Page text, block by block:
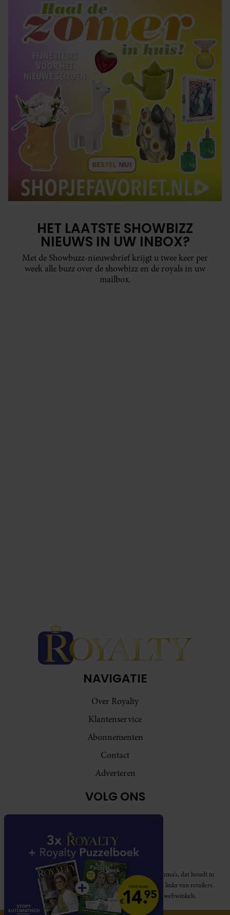
HET LAATSTE SHOWBIZZ
NIEUWS IN UW INBOX?
Met de Showbuzz-nieuwsbrief krijgt u twee keer per
week alle buzz over de showbizz en de royals in uw
mailbox.
NAVIGATIE
Over Royalty
Klantenservice
Abonnementen
Contact
Adverteren
VOLG ONS
Royalty participeert in diverse affiliate marketing programma’s, dat houdt in
dat Royalty commissies ontvangt voor aankopen middels links van retailers.
Deze website wordt niet gesponsord door de genoemde webwinkels.